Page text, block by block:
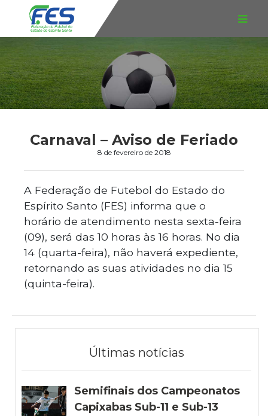
Carnaval – Aviso de Feriado
8 de fevereiro de 2018
A Federação de Futebol do Estado do
Espírito Santo (FES) informa que o
horário de atendimento nesta sexta-feira
(09), será das 10 horas às 16 horas. No dia
14 (quarta-feira), não haverá expediente,
retornando as suas atividades no dia 15
(quinta-feira).
Últimas notícias
Semifinais dos Campeonatos
Capixabas Sub-11 e Sub-13